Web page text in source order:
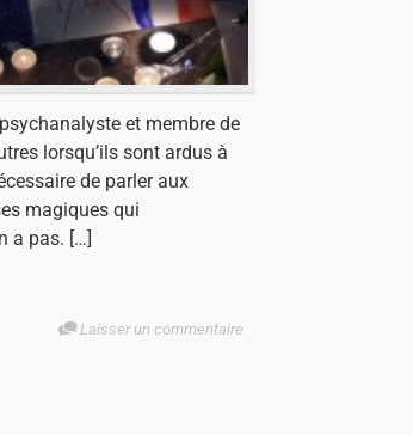
et membre de
lorsqu’ils sont ardus à
de parler aux
magiques qui
a pas. […]
Laisser un commentaire